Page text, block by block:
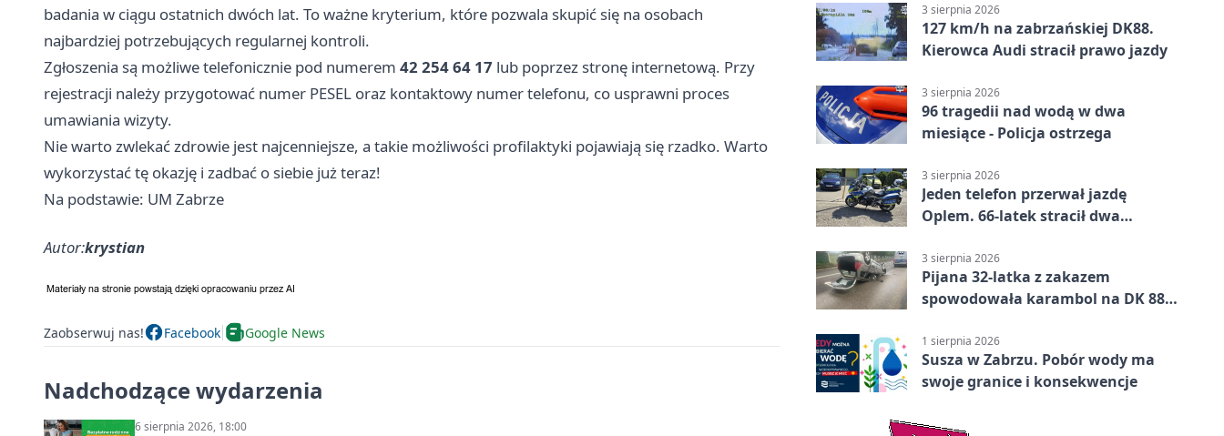
badania w ciągu ostatnich dwóch lat. To ważne kryterium, które pozwala skupić się na osobach
najbardziej potrzebujących regularnej kontroli.
Zgłoszenia są możliwe telefonicznie pod numerem 42 254 64 17 lub poprzez stronę internetową. Przy
rejestracji należy przygotować numer PESEL oraz kontaktowy numer telefonu, co usprawni proces
umawiania wizyty.
Nie warto zwlekać zdrowie jest najcenniejsze, a takie możliwości profilaktyki pojawiają się rzadko. Warto
wykorzystać tę okazję i zadbać o siebie już teraz!
Na podstawie: UM Zabrze
Autor:krystian
Zaobserwuj nas! Facebook Google News
Nadchodzące wydarzenia
6 sierpnia 2026, 18:00
3 sierpnia 2026
127 km/h na zabrzańskiej DK88.
Kierowca Audi stracił prawo jazdy
3 sierpnia 2026
96 tragedii nad wodą w dwa
miesiące - Policja ostrzega
3 sierpnia 2026
Jeden telefon przerwał jazdę
Oplem. 66-latek stracił dwa
3 sierpnia 2026
Pijana 32-latka z zakazem
spowodowała karambol na DK 88
1 sierpnia 2026
Susza w Zabrzu. Pobór wody ma
swoje granice i konsekwencje